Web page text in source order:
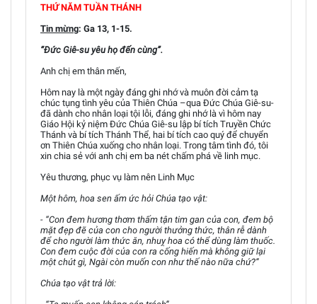
THỨ NĂM TUẦN THÁNH
Tin mừng: Ga 13, 1-15.
“Đức Giê-su yêu họ đến cùng”.
Anh chị em thân mến,
Hôm nay là một ngày đáng ghi nhớ và muôn đời cảm tạ
chúc tụng tình yêu của Thiên Chúa –qua Đức Chúa Giê-su-
đã dành cho nhân loại tội lỗi, đáng ghi nhớ là vì hôm nay
Giáo Hội kỷ niệm Đức Chúa Giê-su lập bí tích Truyền Chức
Thánh và bí tích Thánh Thể, hai bí tích cao quý để chuyển
ơn Thiên Chúa xuống cho nhân loại. Trong tâm tình đó, tôi
xin chia sẻ với anh chị em ba nét chấm phá về linh mục.
Yêu thương, phục vụ làm nên Linh Mục
Một hôm, hoa sen ấm ức hỏi Chúa tạo vật:
- “Con đem hương thơm thấm tận tim gan của con, đem bộ
mặt đẹp đẽ của con cho người thưởng thức, thân rễ dành
để cho người làm thức ăn, nhuỵ hoa có thể dùng làm thuốc.
Con đem cuộc đời của con ra cống hiến mà không giữ lại
một chút gì, Ngài còn muốn con như thế nào nữa chứ?”
Chúa tạo vật trả lời: